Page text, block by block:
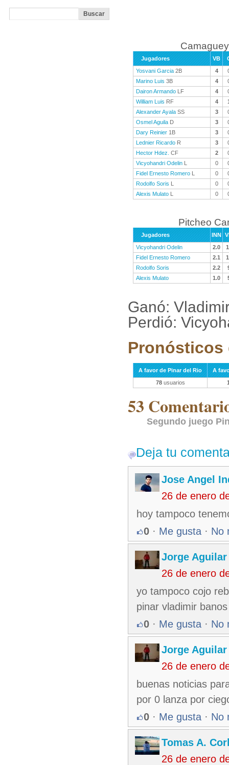
Jugadores VB
Yosvani Garcia 2B 4
Marino Luis 3B 4
Dairon Armando LF 4
William Luis RF 4
Alexander Ayala SS 3
Osmel Aguila D 3
Dary Reinier 1B 3
Lednier Ricardo R 3
Hector Hdez. CF 2
Vicyohandri Odelin L 0
Fidel Ernesto Romero L 0
Rodolfo Soris L 0
Alexis Mulato L 0
Pitcheo
Jugadores INN
Vicyohandri Odelin
2.0
Fidel Ernesto Romero
2.1
Rodolfo Soris
2.2
Alexis Mulato
1.0
Ganó:
Perdió:
Pronósticos
A favor de Pinar del Rio
A
78usuarios
53
Segundo juego
Deja tu
Jose Angel
26 de enero
hoy tampoco
0 · Me gusta · No
Jorge Aguilar
26 de enero
yo tampoco cojo
pinar vladimir banos
0 · Me gusta · No
Jorge Aguilar
26 de enero
buenas noticias
por 0 lanza por
0 · Me gusta · No
Tomas A.
26 de enero